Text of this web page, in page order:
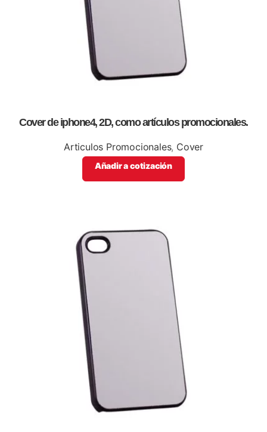
Cover de iphone4, 2D, como artículos promocionales.
Articulos Promocionales, Cover
Añadir a cotización